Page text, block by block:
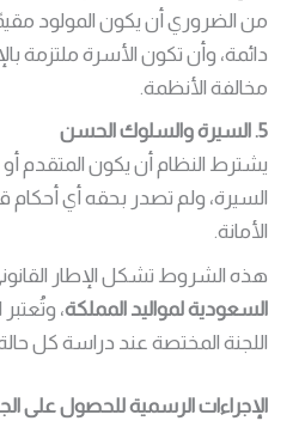
من الضروري أن يكون المولود
دائمة، وأن تكون الأسرة ملتزمة
مخالفة الأنظمة.
5. السيرة والسلوك الحسن
يشترط النظام أن يكون المتقدم
السيرة، ولم تصدر بحقه أي
الأمانة.
هذه الشروط تشكل الإطار
السعودية لمواليد المملكة،
اللجنة المختصة عند دراسة كل
الإجراءات الرسمية للحصول على